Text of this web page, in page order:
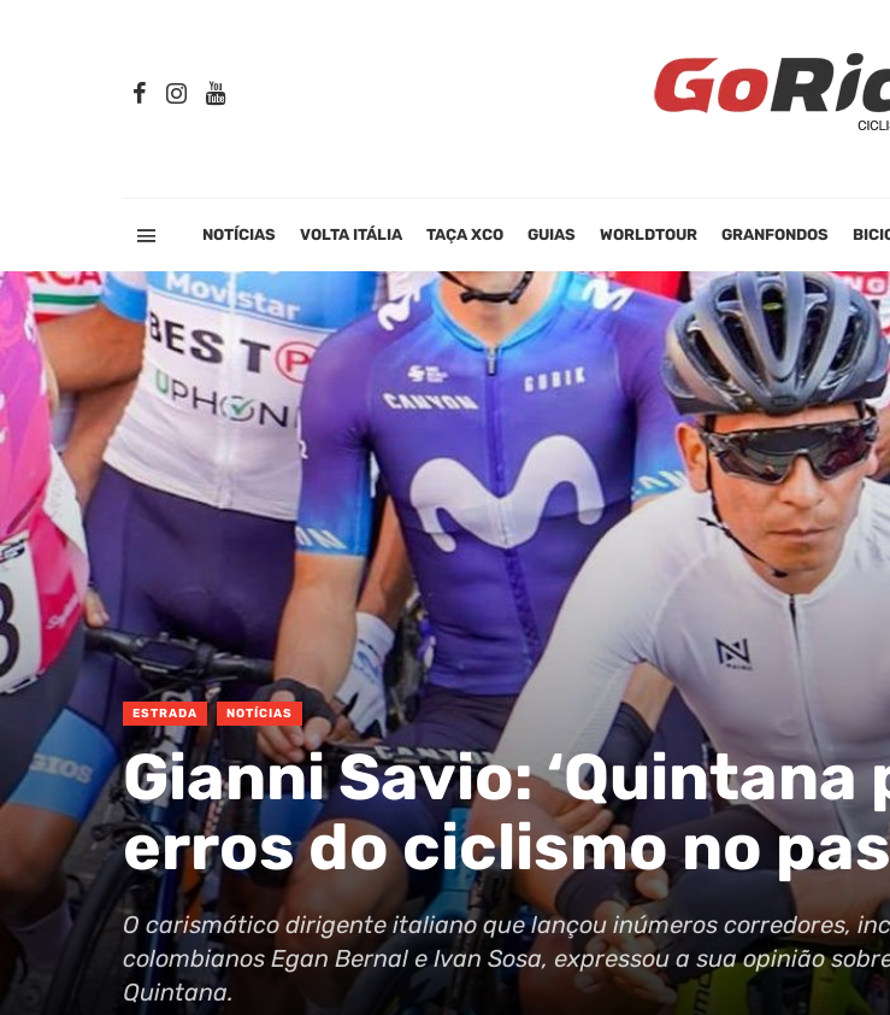
NOTÍCIAS VOLTA ITÁLIA TAÇA XCO GUIAS WORLDTOUR GRANFONDOS
ESTRADA NOTÍCIAS
Gianni Savio: ‘Quintana
erros do ciclismo no
O carismático dirigente italiano que lançou inúmeros corredores,
colombianos Egan Bernal e Ivan Sosa, expressou a sua opinião
Quintana.